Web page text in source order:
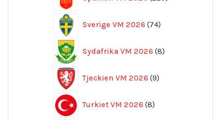
produkter
Sverige VM 2026 74
produkter
Sydafrika VM 2026 8
produkter
Tjeckien VM 2026 9
produkter
Turkiet VM 2026 8
produkter